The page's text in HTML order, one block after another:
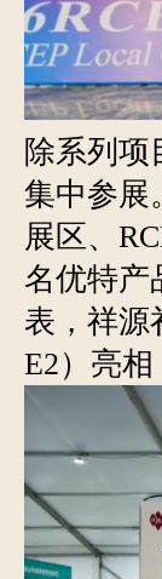
除系列项
集中参展
展区、
名优特产
表，祥源
E2）亮